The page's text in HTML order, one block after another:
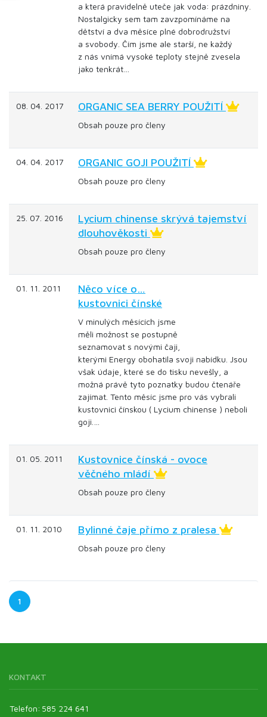
a která pravidelně uteče jak voda: prázdniny.
Nostalgicky sem tam zavzpomínáme na
dětství a dva měsíce plné dobrodružství
a svobody. Čím jsme ale starší, ne každý
z nás vnímá vysoké teploty stejně zvesela
jako tenkrát…
08. 04. 2017 ORGANIC SEA BERRY POUŽITÍ
Obsah pouze pro členy
04. 04. 2017 ORGANIC GOJI POUŽITÍ
Obsah pouze pro členy
25. 07. 2016
Lycium chinense skrývá tajemství
dlouhověkosti
Obsah pouze pro členy
01. 11. 2011
Něco více o…
kustovnici čínské
V minulých měsících jsme
měli možnost se postupně
seznamovat s novými čaji,
kterými Energy obohatila svoji nabídku. Jsou
však údaje, které se do tisku nevešly, a
možná právě tyto poznatky budou čtenáře
zajímat. Tento měsíc jsme pro vás vybrali
kustovnici čínskou ( Lycium chinense ) neboli
goji.…
01. 05. 2011
Kustovnice čínská - ovoce
věčného mládí
Obsah pouze pro členy
01. 11. 2010 Bylinné čaje přímo z pralesa
Obsah pouze pro členy
1
KONTAKT
Telefon: 585 224 641